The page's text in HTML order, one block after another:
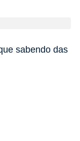
sabendo das